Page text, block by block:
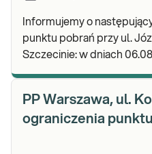
Informujemy o
punktu pobrań przy ul.
Szczecinie: w dniach 06.08-07.08 - punkt będzie
PP Warszawa, ul.
ograniczenia